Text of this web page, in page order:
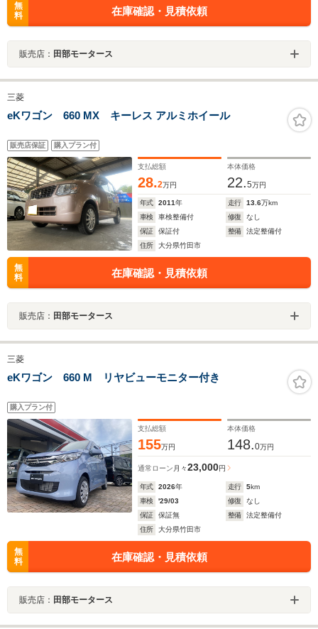
無
料
在庫確認・見積依頼
販売店： 田部モータース
三菱
eKワゴン 660 MX キーレス アルミホイール
販売店保証 購入プラン付
支払総額
28.2万円
本体価格
22.5万円
年式 2011年 走行 13.6万km
車検
車検整備付 修復
なし
保証
保証付 整備
法定整備付
住所
大分県竹田市
無
料
在庫確認・見積依頼
販売店： 田部モータース
三菱
eKワゴン 660 M リヤビューモニター付き
購入プラン付
支払総額
155万円
本体価格
148.0万円
通常ローン 月々23,000円
年式 2026年 走行 5km
車検
'29/03 修復
なし
保証
保証無 整備
法定整備付
住所
大分県竹田市
無
料
在庫確認・見積依頼
販売店： 田部モータース